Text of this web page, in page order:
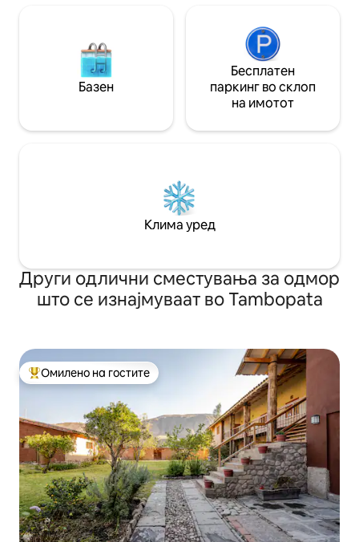
Базен
Бесплатен
паркинг во склоп
на имотот
Клима уред
Други одлични сместувања за одмор
што се изнајмуваат во Tambopata
Меѓу најуспешните „Омилени на гостите“
Омилено на гостите